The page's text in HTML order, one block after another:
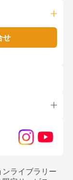
せ
ンライブラリー